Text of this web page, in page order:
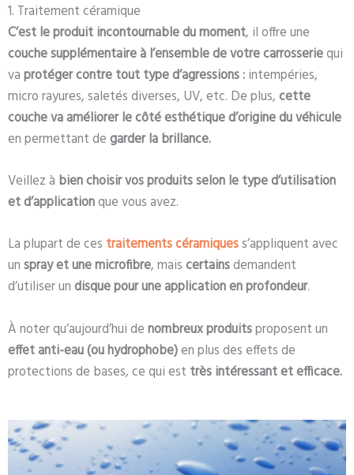
1. Traitement céramique
C’est le produit incontournable du moment, il offre une
couche supplémentaire à l’ensemble de votre carrosseriequi
vaprotéger contre tout type d’agressions :intempéries,
micro rayures, saletés diverses, UV, etc. De plus,cette
couche va améliorer le côté esthétique d’origine du véhicule
en permettant degarder la brillance.
Veillez à bien choisir vos produits selon le type d’utilisation
et d’applicationque vous avez.
La plupart de ces traitements céramiquess’appliquent avec
unspray et une microfibre, maiscertainsdemandent
d’utiliser undisque pour une application en profondeur.
À noter qu’aujourd’hui denombreux produitsproposent un
effet anti-eau (ou hydrophobe)en plus des effets de
protections de bases, ce qui est très intéressant et efficace.